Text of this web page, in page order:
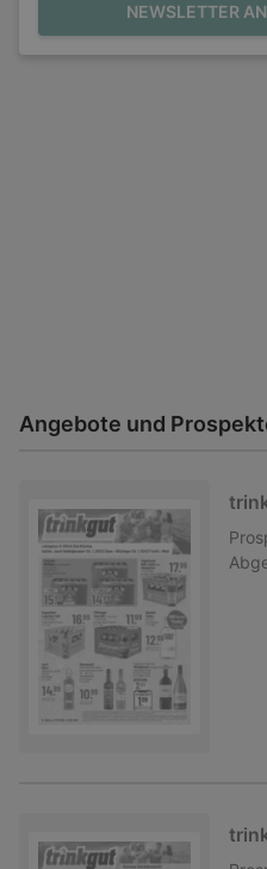
NEWSLETTER
Angebote und